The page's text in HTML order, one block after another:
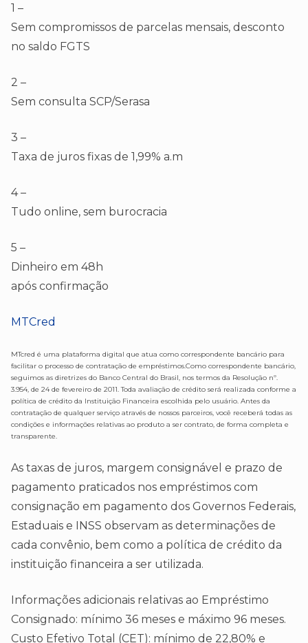
1 –
Sem compromissos de parcelas mensais, desconto
no saldo FGTS
2 –
Sem consulta SCP/Serasa
3 –
Taxa de juros fixas de 1,99% a.m
4 –
Tudo online, sem burocracia
5 –
Dinheiro em 48h
após confirmação
MTCred
MTcred é uma plataforma digital que atua como correspondente bancário para
facilitar o processo de contratação de empréstimos.Como correspondente bancário,
seguimos as diretrizes do Banco Central do Brasil, nos termos da Resolução nº.
3.954, de 24 de fevereiro de 2011. Toda avaliação de crédito será realizada conforme a
política de crédito da Instituição Financeira escolhida pelo usuário. Antes da
contratação de qualquer serviço através de nossos parceiros, você receberá todas as
condições e informações relativas ao produto a ser contrato, de forma completa e
transparente.
As taxas de juros, margem consignável e prazo de
pagamento praticados nos empréstimos com
consignação em pagamento dos Governos Federais,
Estaduais e INSS observam as determinações de
cada convênio, bem como a política de crédito da
instituição financeira a ser utilizada.
Informações adicionais relativas ao Empréstimo
Consignado: mínimo 36 meses e máximo 96 meses.
Custo Efetivo Total (CET): mínimo de 22,80% e